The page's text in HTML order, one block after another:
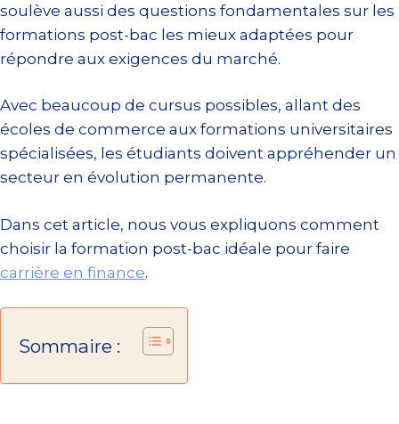
soulève aussi des questions fondamentales sur les
formations post-bac les mieux adaptées pour
répondre aux exigences du marché.
Avec beaucoup de cursus possibles, allant des
écoles de commerce aux formations universitaires
spécialisées, les étudiants doivent appréhender un
secteur en évolution permanente.
Dans cet article, nous vous expliquons comment
choisir la formation post-bac idéale pour faire
carrière en finance.
Sommaire :